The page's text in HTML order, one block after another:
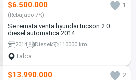
$6.500.000 1
(Rebajado 7%)
Se remata venta hyundai tucson 2.0
diesel automatica 2014
2014 Diesel 110000 km
Talca
$13.990.000
2